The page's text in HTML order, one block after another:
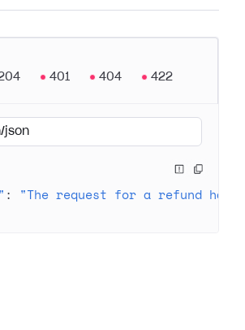
401 404 422
json
: "The request for a refund has